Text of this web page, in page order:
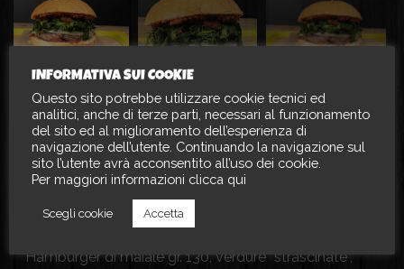
Massiccio
€11.00
Hamburger di maiale gr. 130, verdure “strascinate”,
INFORMATIVA SUI COOKIE
Questo sito potrebbe utilizzare cookie tecnici ed
analitici, anche di terze parti, necessari al funzionamento
del sito ed al miglioramento dell’esperienza di
navigazione dell’utente. Continuando la navigazione sul
sito l’utente avrà acconsentito all’uso dei cookie.
Per maggiori informazioni clicca qui
Scegli cookie Accetta